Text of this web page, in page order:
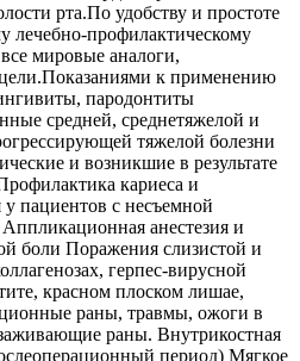
рта.По удобству и простоте
лечебно-профилактическому
мировые аналоги,
к применению
пародонтиты
средней, среднетяжелой и
тяжелой болезни
и возникшие в результате
кариеса и
у пациентов с несъемной
анестезия и
боли Поражения слизистой и
герпес-вирусной
красном плоском лишае,
раны, травмы, ожоги в
раны. Внутрикостная
период) Мягкое